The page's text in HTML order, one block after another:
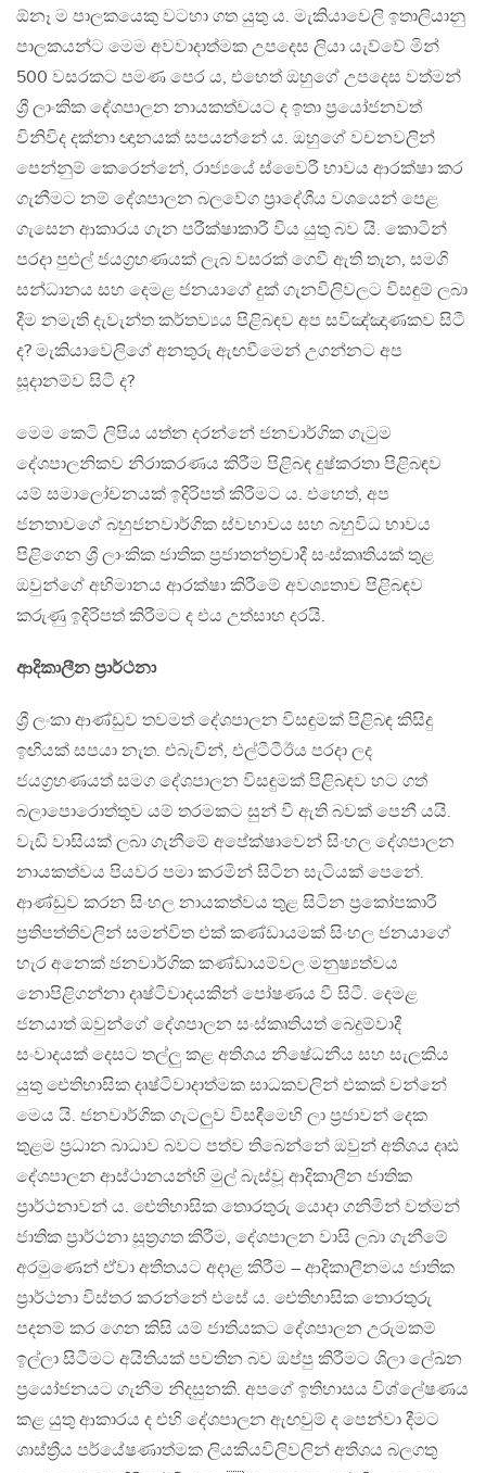
ඕනෑ ම පාලකයෙකු වටහා ගත යුතු ය. මැකියාවෙලි ඉතාලියානු
පාලකයන්ට මෙම අවවාදාත්මක උපදෙස ලියා යැව්වේ මින්
500 වසරකට පමණ පෙර ය, එහෙත් ඔහුගේ උපදෙස වත්මන්
ශ්‍රී ලාංකික දේශපාලන නායකත්වයට ද ඉතා ප්‍රයෝජනවත්
විනිවිද දක්නා ඥානයක් සපයන්නේ ය. ඔහුගේ වචනවලින්
පෙන්නුම් කෙරෙන්නේ, රාජ්‍යයේ ස්වෛරී භාවය ආරක්ෂා කර
ගැනීමට නම් දේශපාලන බලවේග ප්‍රාදේශීය වශයෙන් පෙළ
ගැසෙන ආකාරය ගැන පරීක්ෂාකාරී විය යුතු බව යි. කොටින්
පරදා පුළුල් ජයග්‍රහණයක් ලැබ වසරක් ගෙවී ඇති තැන, සමගි
සන්ධානය සහ දෙමළ ජනයාගේ දුක් ගැනවිලිවලට විසඳුම් ලබා
දීම නමැති දැවැන්ත කර්තව්‍යය පිළිබඳව අප සවිඤ්ඤාණකව සිටී
ද? මැකියාවෙලිගේ අනතුරු ඇඟවීමෙන් උගන්නට අප
සූදානම්ව සිටී ද?
මෙම කෙටි ලිපිය යත්න දරන්නේ ජනවාර්ගික ගැටුම
දේශපාලනිකව නිරාකරණය කිරීම පිළිබඳ දුෂ්කරතා පිළිබඳව
යම් සමාලෝචනයක් ඉදිරිපත් කිරීමට ය. එහෙත්, අප
ජනතාවගේ බහුජනවාර්ගික ස්වභාවය සහ බහුවිධ භාවය
පිළිගෙන ශ්‍රී ලාංකික ජාතික ප්‍රජාතන්ත්‍රවාදී සංස්කෘතියක් තුළ
ඔවුන්ගේ අභිමානය ආරක්ෂා කිරීමේ අවශ්‍යතාව පිළිබඳව
කරුණු ඉදිරිපත් කිරීමට ද එය උත්සාහ දරයි.
ආදිකාලීන ප්‍රාර්ථනා
ශ්‍රී ලංකා ආණ්ඩුව තවමත් දේශපාලන විසඳුමක් පිළිබඳ කිසිදු
ඉඟියක් සපයා නැත. එබැවින්, එල්ටීටීඊය පරදා ලද
ජයග්‍රහණයත් සමග දේශපාලන විසඳුමක් පිළිබඳව හට ගත්
බලාපොරොත්තුව යම් තරමකට සුන් වී ඇති බවක් පෙනී යයි.
වැඩි වාසියක් ලබා ගැනීමේ අපේක්ෂාවෙන් සිංහල දේශපාලන
නායකත්වය පියවර පමා කරමින් සිටින සැටියක් පෙනේ.
ආණ්ඩුව කරන සිංහල නායකත්වය තුළ සිටින ප්‍රකෝපකාරී
ප්‍රතිපත්තිවලින් සමන්විත එක් කණ්ඩායමක් සිංහල ජනයාගේ
හැර අනෙක් ජනවාර්ගික කණ්ඩායම්වල මනුෂ්‍යත්වය
නොපිළිගන්නා දෘෂ්ටිවාදයකින් පෝෂණය වී සිටී. දෙමළ
ජනයාත් ඔවුන්ගේ දේශපාලන සංස්කෘතියත් බෙදුම්වාදී
සංවාදයක් දෙසට තල්ලු කළ අතිශය නිෂේධනීය සහ සැලකිය
යුතු ඓතිහාසික දෘෂ්ටිවාදාත්මක සාධකවලින් එකක් වන්නේ
මෙය යි. ජනවාර්ගික ගැටලුව විසඳීමෙහි ලා ප්‍රජාවන් දෙක
තුළම ප්‍රධාන බාධාව බවට පත්ව තිබෙන්නේ ඔවුන් අතිශය දෘඪ
දේශපාලන ආස්ථානයන්හි මුල් බැස්වූ ආදිකාලීන ජාතික
ප්‍රාර්ථනාවන් ය. ඓතිහාසික තොරතුරු යොදා ගනිමින් වත්මන්
ජාතික ප්‍රාර්ථනා සූත්‍රගත කිරීම, දේශපාලන වාසි ලබා ගැනීමේ
අරමුණෙන් ඒවා අතීතයට අදාළ කිරීම – ආදිකාලීනමය ජාතික
ප්‍රාර්ථනා විස්තර කරන්නේ එසේ ය. ඓතිහාසික තොරතුරු
පදනම් කර ගෙන කිසි යම් ජාතියකට දේශපාලන උරුමකම්
ඉල්ලා සිටීමට අයිතියක් පවතින බව ඔප්පු කිරීමට ශිලා ලේඛන
ප්‍රයෝජනයට ගැනීම නිදසුනකි. අපගේ ඉතිහාසය විශ්ලේෂණය
කළ යුතු ආකාරය ද එහි දේශපාලන ඇඟවුම් ද පෙන්වා දීමට
ශාස්ත්‍රීය පර්යේෂණාත්මක ලියකියවිලිවලින් අතිශය බලගතු